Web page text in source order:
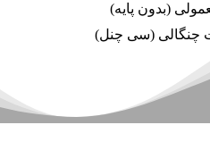
(بدون پایه)
چنگالی (سی چنل)